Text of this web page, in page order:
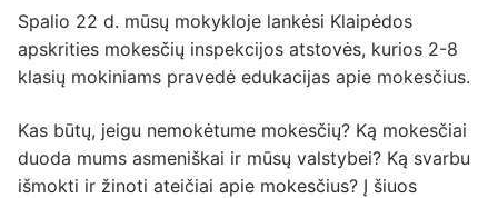
Spalio 22 d. mūsų mokykloje lankėsi Klaipėdos
apskrities mokesčių inspekcijos atstovės, kurios 2-8
klasių mokiniams pravedė edukacijas apie mokesčius.
Kas būtų, jeigu nemokėtume mokesčių? Ką mokesčiai
duoda mums asmeniškai ir mūsų valstybei? Ką svarbu
išmokti ir žinoti ateičiai apie mokesčius? Į šiuos